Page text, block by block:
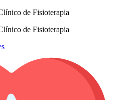
de Fisioterapia
de Fisioterapia